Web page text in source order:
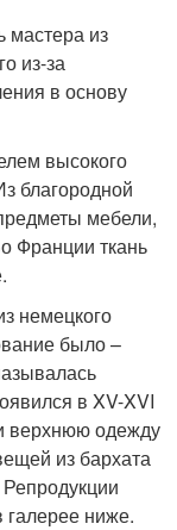
мастера из
из-за
в основу
высокого
благородной
мебели,
Франции ткань
немецкого
было –
в XV-XVI
верхнюю одежду
из бархата
галерее ниже.